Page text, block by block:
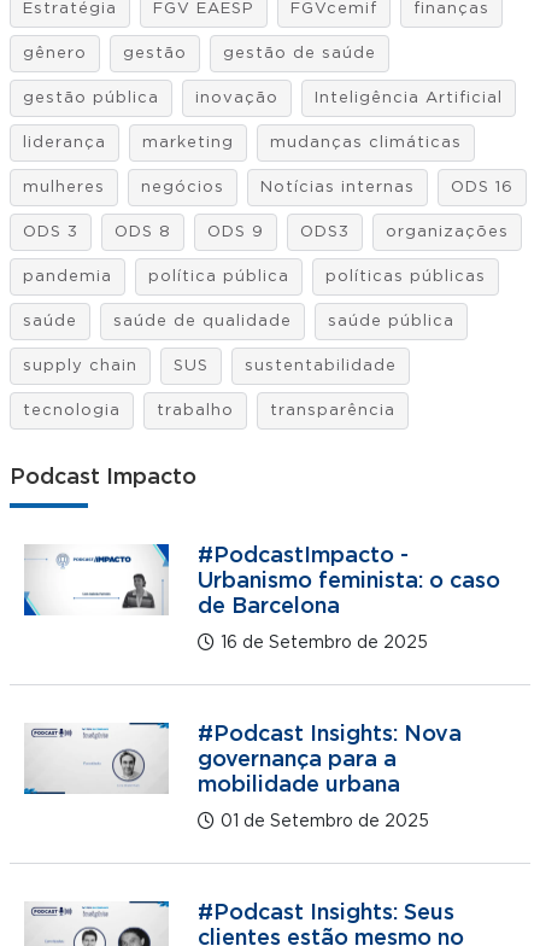
Estratégia FGV EAESP FGVcemif finanças
gênero gestão gestão de saúde
gestão pública inovação Inteligência Artificial
liderança marketing mudanças climáticas
mulheres negócios Notícias internas ODS 16
ODS 3 ODS 8 ODS 9 ODS3 organizações
pandemia política pública políticas públicas
saúde saúde de qualidade saúde pública
supply chain SUS sustentabilidade
tecnologia trabalho transparência
Podcast Impacto
#PodcastImpacto -
Urbanismo feminista: o caso
de Barcelona
16 de Setembro de 2025
#Podcast Insights: Nova
governança para a
mobilidade urbana
01 de Setembro de 2025
#Podcast Insights: Seus
clientes estão mesmo no